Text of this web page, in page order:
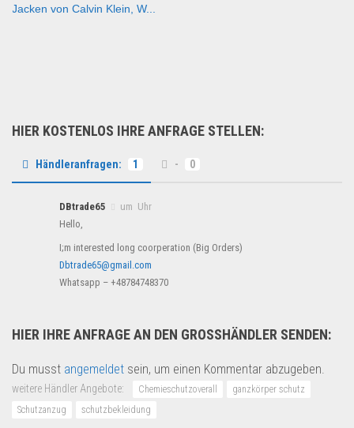
Jacken von Calvin Klein, W...
HIER KOSTENLOS IHRE ANFRAGE STELLEN:
Händleranfragen: 1 - 0
DBtrade65
um Uhr
Hello,
I;m interested long coorperation (Big Orders)
Dbtrade65@gmail.com
Whatsapp – +48784748370
HIER IHRE ANFRAGE AN DEN GROSSHÄNDLER SENDEN:
Du musst angemeldet sein, um einen Kommentar abzugeben.
weitere Händler Angebote: Chemieschutzoverall
ganzkörper schutz
Schutzanzug
schutzbekleidung